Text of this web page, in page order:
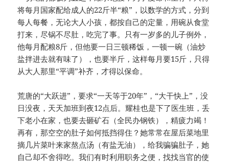
将每月国家配给成人的22斤半“粮”，以数学的方式，分到
每人每餐，无论大人小孩，都按自己的定量，用碗从食堂
打来，尽锅不尽肚，吃完了事。只有一岁多的儿子例外，
他每月配粮8斤，但他要一日三顿稀饭，一顿一碗（油炒
盐拌进去就有味了），也要半斤，这样每月要15斤，只得
从大人那里“平调”补齐，才得以保命。
荒唐的“大跃进”，要求“一天等于20年”，“大干快上”，没
日没夜，天天加班到夜12点后。耀桂也是下了医生班，丢
下老小在家，也要去砸矿石（全民办钢铁），精疲力竭！
再有，那空空的肚子如何抵挡得住？她常常在屋后菜地里
摘几片菜叶来家熬点汤（有盐无油），给我骗骗肚子，她
自己却不舍得吃。我们有时利用职务之便，找找当官的使